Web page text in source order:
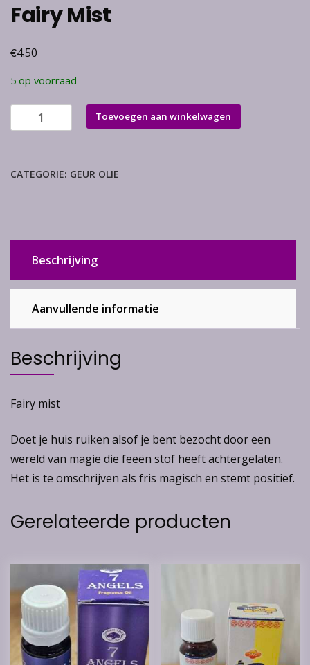
Fairy Mist
€4.50
5 op voorraad
Mist
Toevoegen aan winkelwagen
CATEGORIE: GEUR OLIE
Beschrijving
Aanvullende informatie
Beschrijving
Fairy mist
Doet je huis ruiken alsof je bent bezocht door een
wereld van magie die feeën stof heeft achtergelaten.
Het is te omschrijven als fris magisch en stemt positief.
Gerelateerde producten